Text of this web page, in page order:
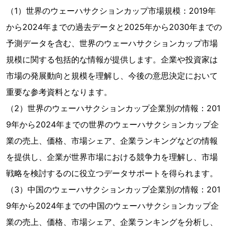
（1）世界のウェーハサクションカップ市場規模：2019年
から2024年までの過去データと2025年から2030年までの
予測データを含む、世界のウェーハサクションカップ市場
規模に関する包括的な情報が提供します。企業や投資家は
市場の発展動向と規模を理解し、今後の意思決定において
重要な参考資料となります。
（2）世界のウェーハサクションカップ企業別の情報：201
9年から2024年までの世界のウェーハサクションカップ企
業の売上、価格、市場シェア、企業ランキングなどの情報
を提供し、企業が世界市場における競争力を理解し、市場
戦略を検討するのに役立つデータサポートを得られます。
（3）中国のウェーハサクションカップ企業別の情報：201
9年から2024年までの中国のウェーハサクションカップ企
業の売上、価格、市場シェア、企業ランキングを分析し、